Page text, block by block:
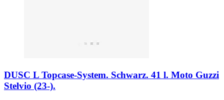
DUSC L Topcase-System. Schwarz. 41 l. Moto Guzzi
Stelvio (23-).